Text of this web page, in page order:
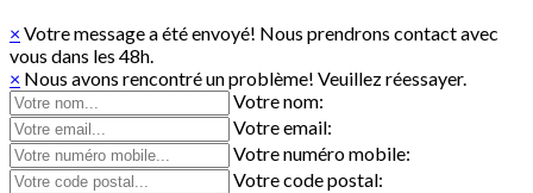
× Votre message a été envoyé! Nous prendrons contact avec
vous dans les 48h.
× Nous avons rencontré un problème! Veuillez réessayer.
Votre nom:
Votre email:
Votre numéro mobile:
Votre code postal: